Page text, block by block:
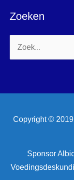
Zoeken
Zoek
naar:
Copyright ©
Sponsor